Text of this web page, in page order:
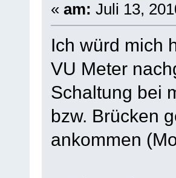
« am: Juli 13,
Ich würd mich
VU Meter
Schaltung bei
bzw. Brücken
ankommen